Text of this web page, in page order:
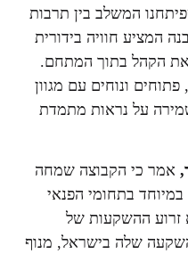
המשלב בין תרבות
המציע חוויה בידורית
את הקהל בתוך המתחם.
ונוחים עם מגוון
על נראות מתמדת
אמר כי הקבוצה שמחה
בתחומי הפנאי
זרוע ההשקעות של
שלה בישראל, מנוף